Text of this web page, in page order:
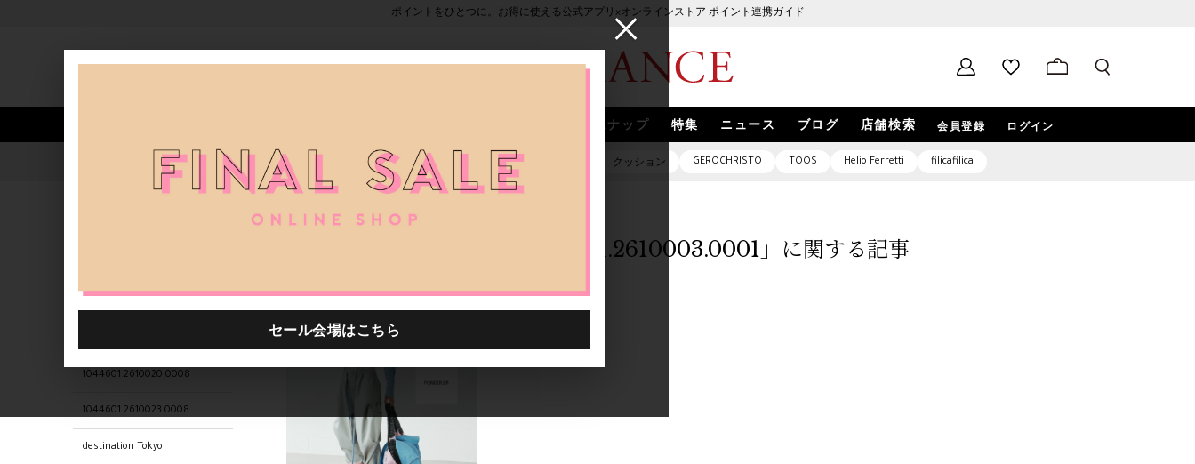
ポイントをひとつに。お得に使える公式アプリ×オンラインストア ポイント連携ガイド
スナップ 特集 ニュース ブログ 店舗検索 会員登録 ログイン
人気ワード セール 40th限定 ピアス バッグ クッション GEROCHRISTO TOOS Helio Ferretti filicafilica
1044601.2610020.0008
1044601.2610023.0008
destination Tokyo
「1044601.2610003.0001」に関する記事